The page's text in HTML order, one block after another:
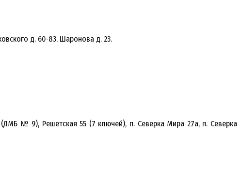
д. 60-83, Шаронова д. 23.
№ 9), Решетская 55 (7 ключей), п. Северка Мира 27а, п. Северка